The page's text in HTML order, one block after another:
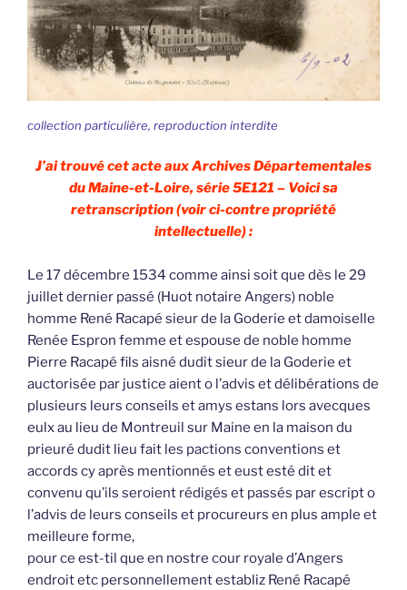
collection particulière, reproduction interdite
J’ai trouvé cet acte aux Archives Départementales
du Maine-et-Loire, série 5E121 – Voici sa
retranscription (voir ci-contre propriété
intellectuelle) :
Le 17 décembre 1534 comme ainsi soit que dès le 29
juillet dernier passé (Huot notaire Angers) noble
homme René Racapé sieur de la Goderie et damoiselle
Renée Espron femme et espouse de noble homme
Pierre Racapé fils aisné dudit sieur de la Goderie et
auctorisée par justice aient o l’advis et délibérations de
plusieurs leurs conseils et amys estans lors avecques
eulx au lieu de Montreuil sur Maine en la maison du
prieuré dudit lieu fait les pactions conventions et
accords cy après mentionnés et eust esté dit et
convenu qu’ils seroient rédigés et passés par escript o
l’advis de leurs conseils et procureurs en plus ample et
meilleure forme,
pour ce est-til que en nostre cour royale d’Angers
endroit etc personnellement establiz René Racapé